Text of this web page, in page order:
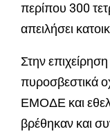
περίπου 300
απειλήσει
Στην
πυροσβεστικά
ΕΜΟΔΕ και
βρέθηκαν και